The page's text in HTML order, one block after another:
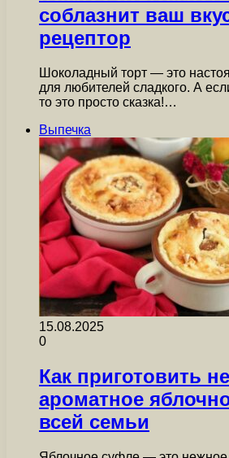
соблазнит ваш
рецептор
Шоколадный торт — это
для любителей сладкого. А
то это просто сказка!…
Выпечка
15.08.2025
0
Как приготовить
ароматное
всей семьи